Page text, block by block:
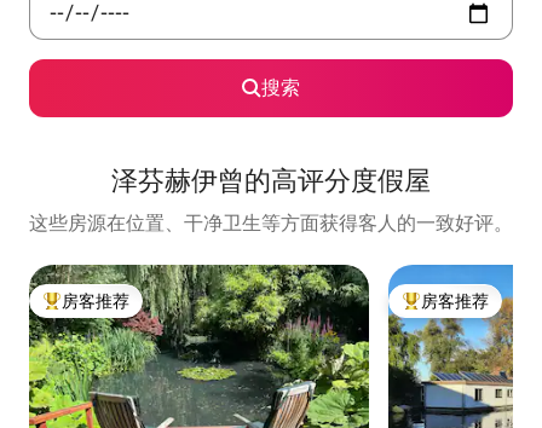
搜索
泽芬赫伊曾的高评分度假屋
这些房源在位置、干净卫生等方面获得客人的一致好评。
热门「房客推荐」
房客推荐 热门「房客推荐」
房客推荐